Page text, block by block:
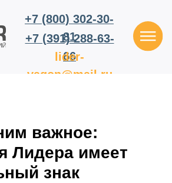
(391) 288-63-
66
lider-
(800) 302-30-
81
важное:
Лидера имеет
знак